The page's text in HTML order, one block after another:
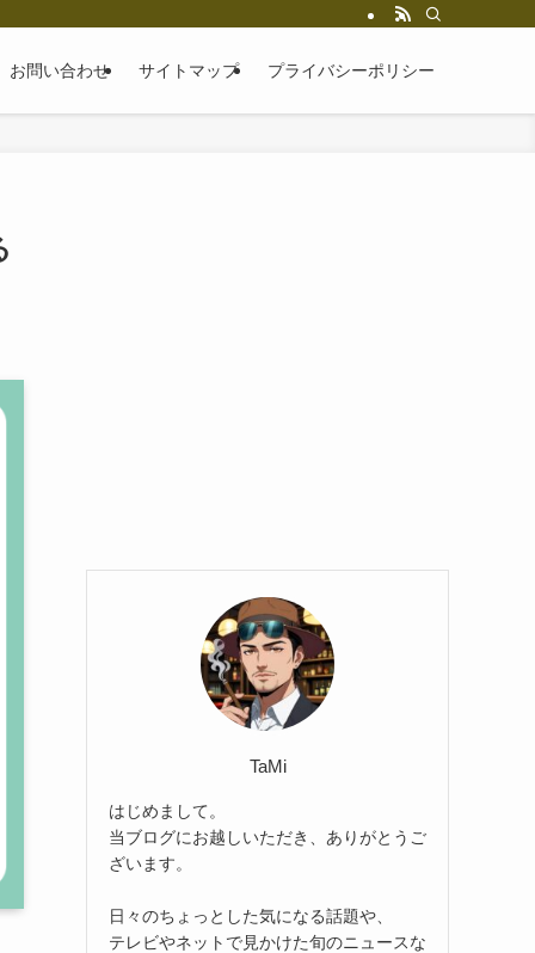
お問い合わせ サイトマップ プライバシーポリシー
TaMi
はじめまして。
当ブログにお越しいただき、ありがとうご
ざいます。
日々のちょっとした気になる話題や、
テレビやネットで見かけた旬のニュースな